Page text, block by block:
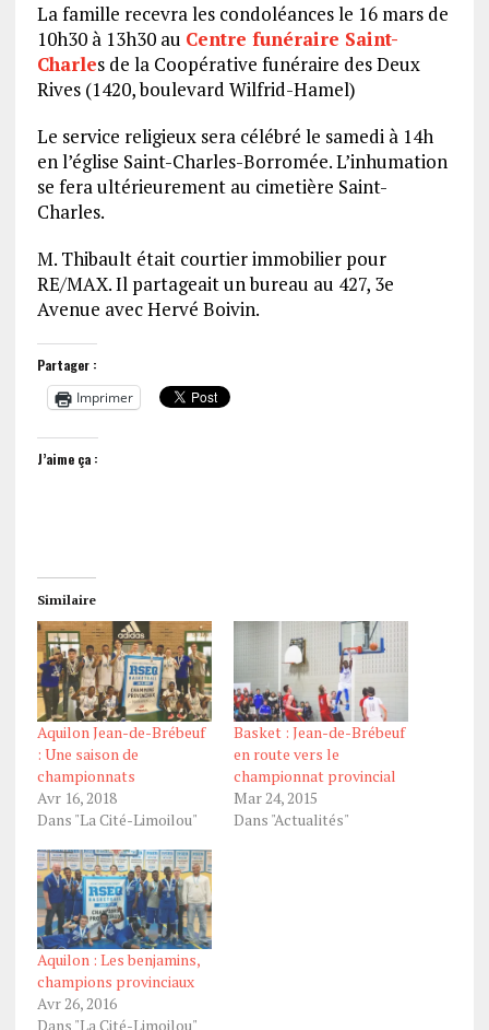
La famille recevra les condoléances le 16 mars de
10h30 à 13h30 au Centre funéraire Saint-
Charles de la Coopérative funéraire des Deux
Rives (1420, boulevard Wilfrid-Hamel)
Le service religieux sera célébré le samedi à 14h
en l’église Saint-Charles-Borromée. L’inhumation
se fera ultérieurement au cimetière Saint-
Charles.
M. Thibault était courtier immobilier pour
RE/MAX. Il partageait un bureau au 427, 3e
Avenue avec Hervé Boivin.
Partager :
Imprimer
J’aime ça :
Similaire
Aquilon Jean-de-Brébeuf
: Une saison de
championnats
Avr 16, 2018
Dans "La Cité-Limoilou"
Basket : Jean-de-Brébeuf
en route vers le
championnat provincial
Mar 24, 2015
Dans "Actualités"
Aquilon : Les benjamins,
champions provinciaux
Avr 26, 2016
Dans "La Cité-Limoilou"